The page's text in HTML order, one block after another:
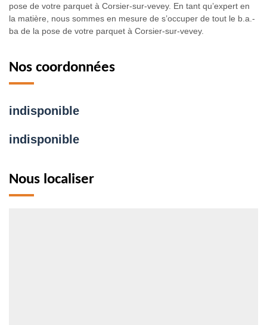
pose de votre parquet à Corsier-sur-vevey. En tant qu’expert en
la matière, nous sommes en mesure de s’occuper de tout le b.a.-
ba de la pose de votre parquet à Corsier-sur-vevey.
Nos coordonnées
indisponible
indisponible
Nous localiser